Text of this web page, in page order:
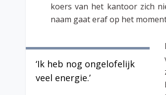
koers van het kantoor zich
naam gaat eraf op het
‘Ik heb nog ongelofelijk
veel energie.’